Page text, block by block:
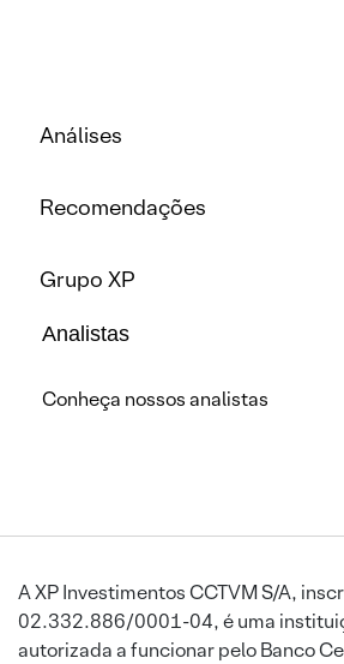
Análises
Recomendações
Grupo XP
Analistas
Conheça nossos analistas
A XP Investimentos CCTVM S/A,
02.332.886/0001-04, é uma
autorizada a funcionar pelo Banco